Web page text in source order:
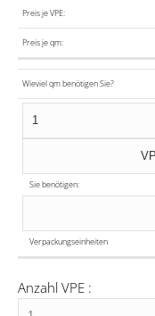
Preis je VPE:
Preis je qm:
Wieviel qm benötigen Sie?
Sie benötigen:
Verpackungseinheiten
Anzahl VPE :